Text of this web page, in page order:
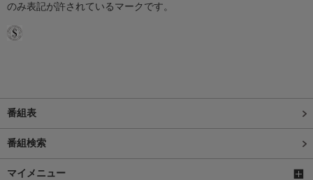
のみ表記が許されているマークです。
番組表
番組検索
マイメニュー